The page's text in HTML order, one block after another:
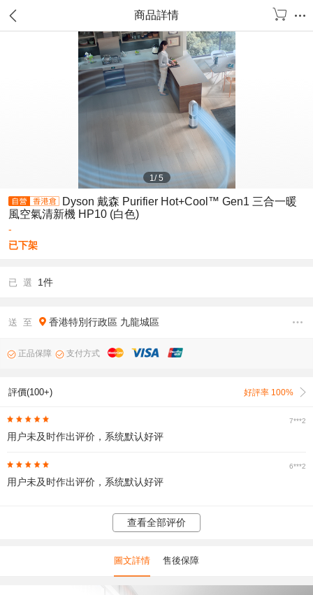
商品詳情
1/5
Dyson 戴森 Purifier Hot+Cool™ Gen1 三合一暖
風空氣清新機 HP10 (白色)
-
已下架
已 選 1件
送 至 香港特別行政區 九龍城區
正品保障 支付方式
評價(100+) 好評率 100%
7***2
用户未及时作出评价，系统默认好评
6***2
用户未及时作出评价，系统默认好评
查看全部评价
圖文詳情 售後保障